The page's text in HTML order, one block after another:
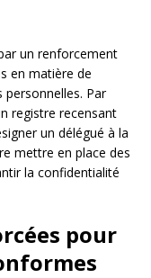
un renforcement
en matière de
Par
registre recensant
un délégué à la
mettre en place des
la confidentialité
pour